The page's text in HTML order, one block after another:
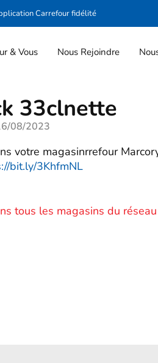
Carrefour fidélité
& Vous Nous Rejoindre
33clnette
08/2023
votre magasinrrefour
bit.ly/3KhfmNL
tous les magasins du réseau